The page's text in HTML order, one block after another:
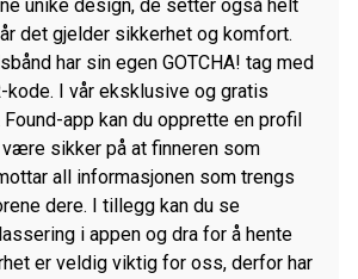
unike design, de setter også helt
det gjelder sikkerhet og komfort.
har sin egen GOTCHA! tag med
kode. I vår eksklusive og gratis
app kan du opprette en profil
sikker på at finneren som
all informasjonen som trengs
dere. I tillegg kan du se
i appen og dra for å hente
er veldig viktig for oss, derfor har